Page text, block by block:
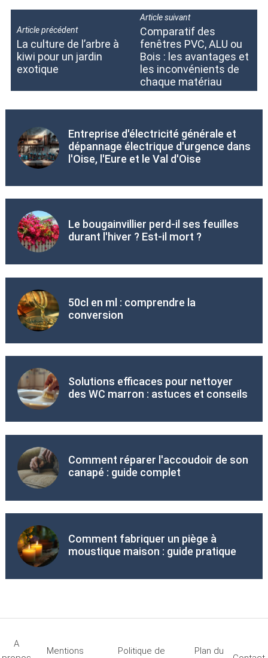
Article précédent
La culture de l’arbre à
kiwi pour un jardin
exotique
Article suivant
Comparatif des
fenêtres PVC, ALU ou
Bois : les avantages et
les inconvénients de
chaque matériau
Entreprise d'électricité générale et
dépannage électrique d'urgence dans
l'Oise, l'Eure et le Val d'Oise
Le bougainvillier perd-il ses feuilles
durant l'hiver ? Est-il mort ?
50cl en ml : comprendre la
conversion
Solutions efficaces pour nettoyer
des WC marron : astuces et conseils
Comment réparer l'accoudoir de son
canapé : guide complet
Comment fabriquer un piège à
moustique maison : guide pratique
A
Mentions Politique de Plan du